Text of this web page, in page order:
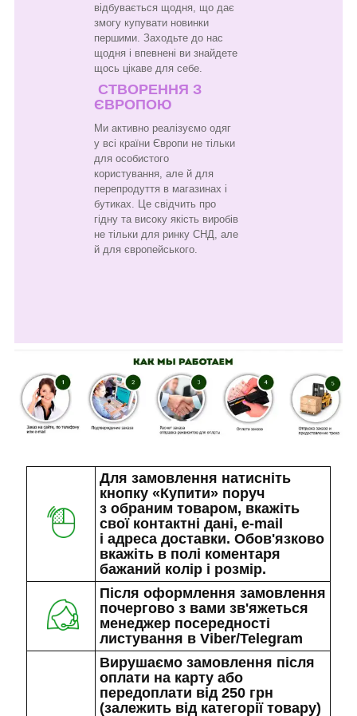
відбувається щодня, що дає
змогу купувати новинки
першими. Заходьте до нас
щодня і впевнені ви знайдете
щось цікаве для себе.
СТВОРЕННЯ З
ЄВРОПОЮ
Ми активно реалізуємо одяг
у всі країни Європи не тільки
для особистого
користування, але й для
перепродуття в магазинах і
бутиках. Це свідчить про
гідну та високу якість виробів
не тільки для ринку СНД, але
й для європейського.
Для замовлення натисніть
кнопку «Купити» поруч
з обраним товаром, вкажіть
свої контактні дані, e-mail
і адреса доставки. Обов'язково
вкажіть в полі коментаря
бажаний колір і розмір.
Після оформлення замовлення
почергово з вами зв'яжеться
менеджер посередності
листування в Viber/Telegram
Вирушаємо замовлення після
оплати на карту або
передоплати від 250 грн
(залежить від категорії товару)